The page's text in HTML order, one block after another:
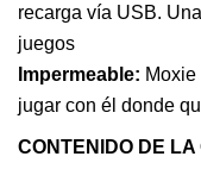
recarga vía USB.
juegos
Impermeable:
jugar con él donde
CONTENIDO DE